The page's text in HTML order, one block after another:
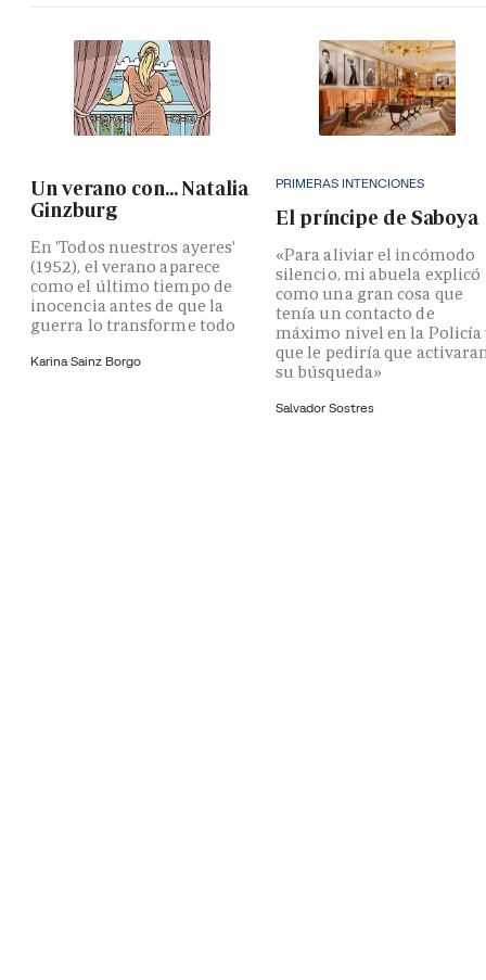
Un verano con... Natalia
Ginzburg
En 'Todos nuestros ayeres'
(1952), el verano aparece
como el último tiempo de
inocencia antes de que la
guerra lo transforme todo
Karina Sainz Borgo
PRIMERAS INTENCIONES
El príncipe de Saboya
«Para aliviar el incómodo
silencio, mi abuela explicó
como una gran cosa que
tenía un contacto de
máximo nivel en la Policía
que le pediría que
su búsqueda»
Salvador Sostres